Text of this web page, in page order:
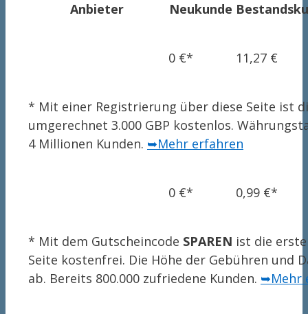
Anbieter
Neukunde
0 €* 11,27 €
* Mit einer Registrierung über diese Seite ist
umgerechnet 3.000 GBP kostenlos.
4 Millionen Kunden. ➥Mehr erfahren
0 €* 0,99 €*
* Mit dem Gutscheincode SPAREN ist die
Seite kostenfrei. Die Höhe der Gebühren und
ab. Bereits 800.000 zufriedene Kunden. ➥Mehr